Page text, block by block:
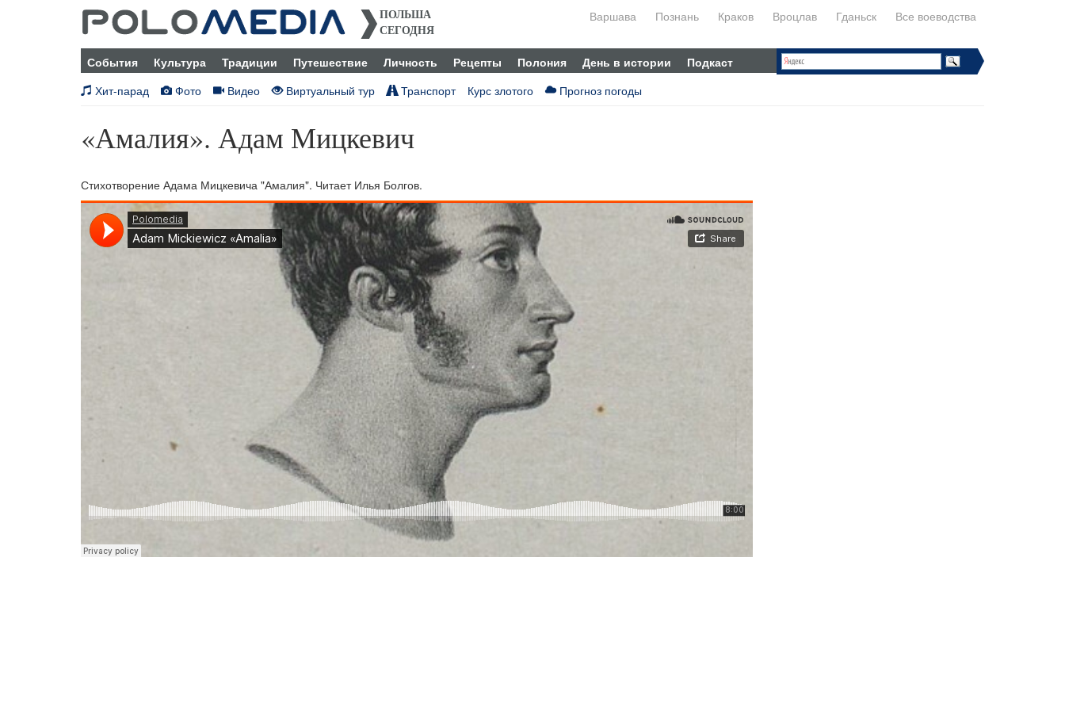
ПОЛЬША
СЕГОДНЯ
Варшава Познань Краков Вроцлав Гданьск Все воеводства
События Культура Традиции Путешествие Личность Рецепты Полония День в истории
Подкаст
Хит-парад
Фото Видео Виртуальный тур Транспорт Курс злотого Прогноз погоды
«Амалия». Адам Мицкевич
Стихотворение Адама Мицкевича "Амалия". Читает Илья Болгов.